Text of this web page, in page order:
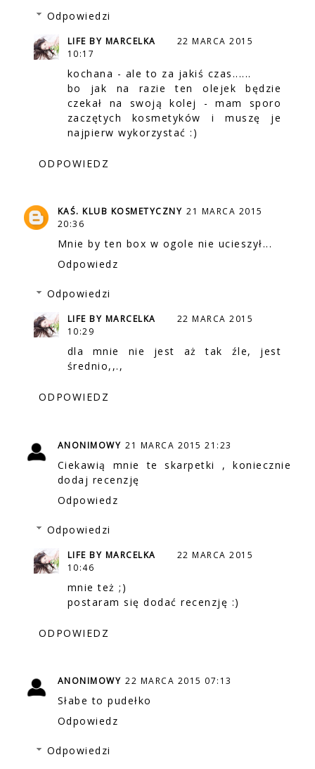
Odpowiedzi
LIFE BY MARCELKA
22 MARCA 2015
10:17
kochana - ale to za jakiś czas......
bo jak na razie ten olejek będzie
czekał na swoją kolej - mam sporo
zaczętych kosmetyków i muszę je
najpierw wykorzystać :)
ODPOWIEDZ
KAŚ. KLUB KOSMETYCZNY 21 MARCA 2015
20:36
Mnie by ten box w ogole nie ucieszył...
Odpowiedz
Odpowiedzi
LIFE BY MARCELKA
22 MARCA 2015
10:29
dla mnie nie jest aż tak źle, jest
średnio,,.,
ODPOWIEDZ
ANONIMOWY 21 MARCA 2015 21:23
Ciekawią mnie te skarpetki , koniecznie
dodaj recenzję
Odpowiedz
Odpowiedzi
LIFE BY MARCELKA
22 MARCA 2015
10:46
mnie też ;)
postaram się dodać recenzję :)
ODPOWIEDZ
ANONIMOWY 22 MARCA 2015 07:13
Słabe to pudełko
Odpowiedz
Odpowiedzi